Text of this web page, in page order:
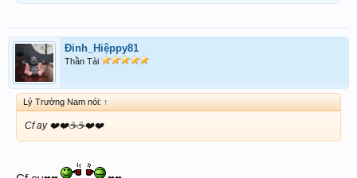
Đinh_Hiệppy81
Thần Tài
Lý Trường Nam nói: ↑
Cf ay ❤️❤️☕️☕️❤️❤️